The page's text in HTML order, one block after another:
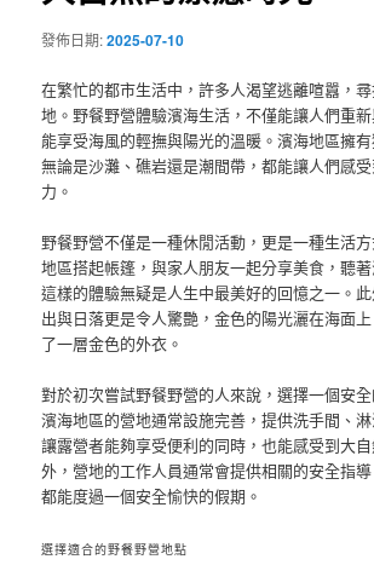
發佈日期:2025-07-10
在繁忙的都市生活中，許多人渴望逃離喧囂，
地。野餐野營體驗濱海生活，不僅能讓人們重
能享受海風的輕撫與陽光的溫暖。濱海地區擁
無論是沙灘、礁岩還是潮間帶，都能讓人們感
力。
野餐野營不僅是一種休閒活動，更是一種生活
地區搭起帳篷，與家人朋友一起分享美食，聽著
這樣的體驗無疑是人生中最美好的回憶之一。
出與日落更是令人驚艷，金色的陽光灑在海面
了一層金色的外衣。
對於初次嘗試野餐野營的人來說，選擇一個安
濱海地區的營地通常設施完善，提供洗手間、淋
讓露營者能夠享受便利的同時，也能感受到大
外，營地的工作人員通常會提供相關的安全指
都能度過一個安全愉快的假期。
選擇適合的野餐野營地點